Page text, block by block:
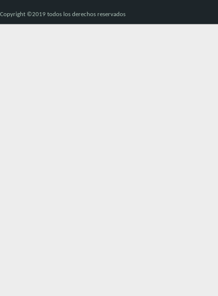
Copyright ©2019 todos los derechos reservados